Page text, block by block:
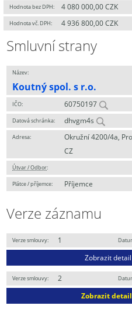
Hodnota bez DPH: 4 080 000,00 CZK
Hodnota vč. DPH: 4 936 800,00 CZK
Smluvní strany
Název:
Koutný spol. s r.o.
IČO: 60750197
Datová schránka: dhvgm4s
Adresa:
Okružní 4200/4a,
CZ
Útvar / Odbor:
Plátce / příjemce: Příjemce
Verze záznamu
Verze smlouvy: 1
Zobrazit
Verze smlouvy: 2
Zobrazit